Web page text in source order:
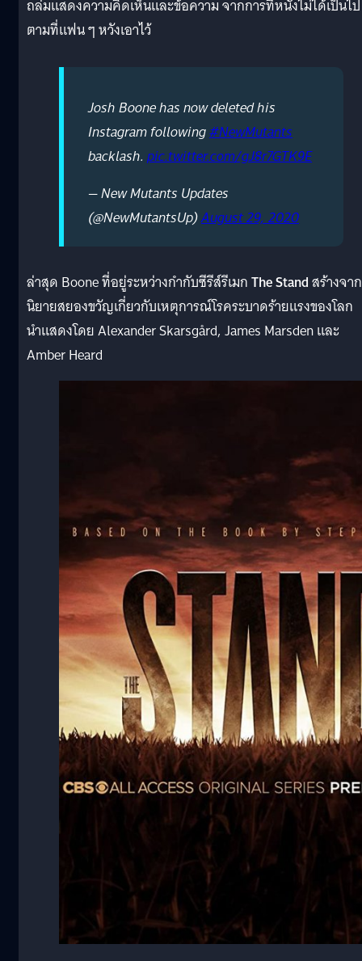
ถล่มแสดงความคิดเห็นและข้อความ จากการที่หนังไม่ได้เป็นไป
ตามที่แฟน ๆ หวังเอาไว้
Josh Boone has now deleted his
Instagram following#NewMutants
backlash.pic.twitter.com/gJ8r7GTK9E
— New Mutants Updates
(@NewMutantsUp)August 29, 2020
ล่าสุด Boone ที่อยู่ระหว่างกำกับซีรีส์รีเมกThe Standสร้างจาก
นิยายสยองขวัญเกี่ยวกับเหตุการณ์โรคระบาดร้ายแรงของโลก
นำแสดงโดย Alexander Skarsgård, James Marsden และ
Amber Heard